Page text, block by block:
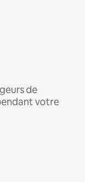
de
votre